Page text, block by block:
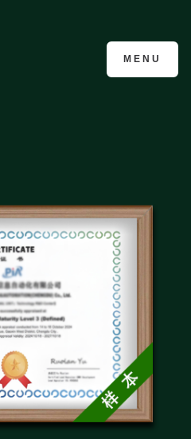
CMMI认证咨询
MENU